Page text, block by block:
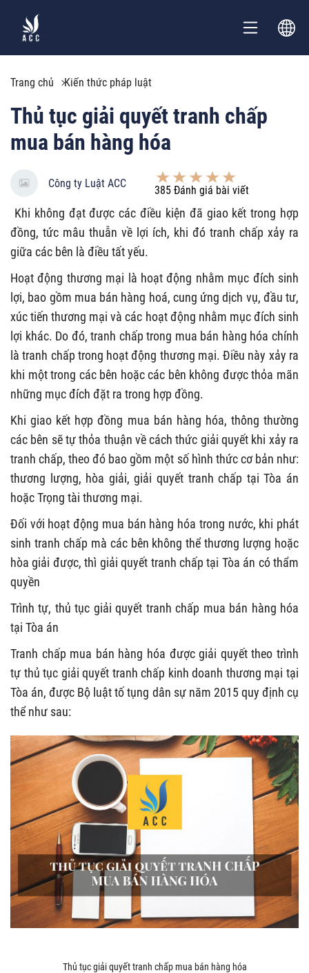
Trang chủ Kiến thức pháp luật
Thủ tục giải quyết tranh chấp
mua bán hàng hóa
Công ty Luật ACC
385 Đánh giá bài viết
Khi không đạt được các điều kiện đã giao kết trong hợp
đồng, tức mâu thuẫn về lợi ích, khi đó tranh chấp xảy ra
giữa các bên là điều tất yếu.
Hoạt động thương mại là hoạt động nhằm mục đích sinh
lợi, bao gồm mua bán hàng hoá, cung ứng dịch vụ, đầu tư,
xúc tiến thương mại và các hoạt động nhằm mục đích sinh
lợi khác. Do đó, tranh chấp trong mua bán hàng hóa chính
là tranh chấp trong hoạt động thương mại. Điều này xảy ra
khi một trong các bên hoặc các bên không được thỏa mãn
những mục đích đặt ra trong hợp đồng.
Khi giao kết hợp đồng mua bán hàng hóa, thông thường
các bên sẽ tự thỏa thuận về cách thức giải quyết khi xảy ra
tranh chấp, theo đó bao gồm một số hình thức cơ bản như:
thương lượng, hòa giải, giải quyết tranh chấp tại Tòa án
hoặc Trọng tài thương mại.
Đối với hoạt động mua bán hàng hóa trong nước, khi phát
sinh tranh chấp mà các bên không thể thương lượng hoặc
hòa giải được, thì giải quyết tranh chấp tại Tòa án có thẩm
quyền
Trình tự, thủ tục giải quyết tranh chấp mua bán hàng hóa
tại Tòa án
Tranh chấp mua bán hàng hóa được giải quyết theo trình
tự thủ tục giải quyết tranh chấp kinh doanh thương mại tại
Tòa án, được Bộ luật tố tụng dân sự năm 2015 quy định cụ
thể như sau:
Thủ tục giải quyết tranh chấp mua bán hàng hóa